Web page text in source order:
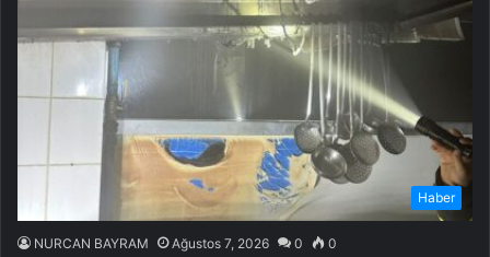
Haber
NURCAN BAYRAM Ağustos 7, 2026 0 0